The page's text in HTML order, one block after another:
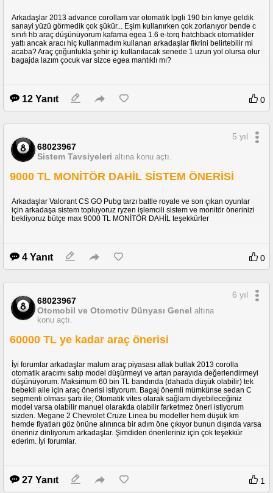
Arkadaşlar 2013 advance corollam var otomatik lpgli 190 bin kmye geldik
sanayi yüzü görmedik çok şükür... Eşim kullanırken çok zorlanıyor bende c
sınıfı hb araç düşünüyorum kafama egea 1.6 e-torq hatchback otomatikler
yattı ancak aracı hiç kullanmadım kullanan arkadaşlar fikrini belirtebilir mi
acaba? Araç çoğunlukla şehir içi kullanılacak senede 1 uzun yol olursa olur
bagajda lazım çocuk var sizce egea mantıklı mı?
12 Yanıt 0
68023967
Sistem Tavsiyeleri altına konu açtı.
5 yıl
9000 TL MONİTÖR DAHİL SİSTEM ÖNERİSİ
Arkadaşlar Valorant CS GO Pubg tarzı battle royale ve son çıkan oyunlar
için arkadaşa sistem topluyoruz ryzen işlemcili sistem ve monitör önerinizi
bekliyoruz bütçe max 9000 TL MONİTÖR DAHİL teşekkürler
4 Yanıt 0
68023967
Otomobil ve Otomotiv Dünyası Genel altına
konu açtı.
6 yıl
60000 TL ye kadar araç önerisi
İyi forumlar arkadaşlar malum araç piyasası allak bullak 2013 corolla
otomatik aracımı satıp model düşürmeyi ve artan parayıda değerlendirmeyi
düşünüyorum. Maksimum 60 bin TL bandında (dahada düşük olabilir) tek
bebekli aile için araç önerisi istiyorum. Bagaj önemli mümkünse sedan C
segmenti olması şartı ile; Otomatik vites olarak sağlam diyebileceğiniz
model varsa olabilir manuel olarakda olabilir farketmez öneri istiyorum
sizden. Megane 2 Chevrolet Cruze Linea bu modeller hem düşük km
hemde fiyatları göz önüne alınınca bir adım öne çıkıyor bunun dışında varsa
öneriniz dinliyorum arkadaşlar. Şimdiden önerileriniz için çok teşekkür
ederim. İyi forumlar.
27 Yanıt 1